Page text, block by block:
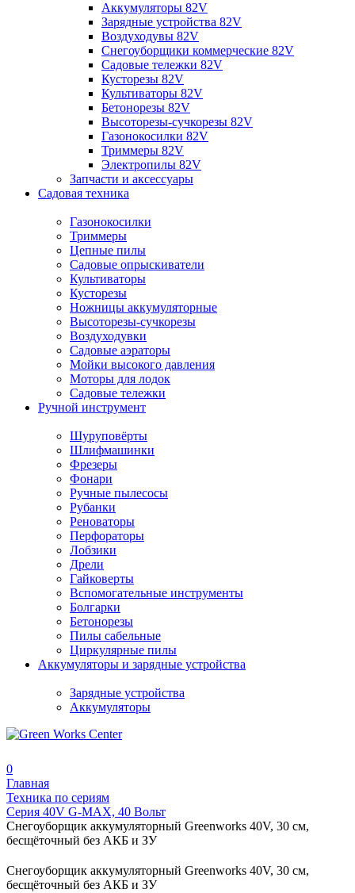
Аккумуляторы 82V
Зарядные устройства 82V
Воздуходувы 82V
Снегоуборщики коммерческие 82V
Садовые тележки 82V
Кусторезы 82V
Культиваторы 82V
Бетонорезы 82V
Высоторезы-сучкорезы 82V
Газонокосилки 82V
Триммеры 82V
Электропилы 82V
Запчасти и аксессуары
Садовая техника
Газонокосилки
Триммеры
Цепные пилы
Садовые опрыскиватели
Культиваторы
Кусторезы
Ножницы аккумуляторные
Высоторезы-сучкорезы
Воздуходувки
Садовые аэраторы
Мойки высокого давления
Моторы для лодок
Садовые тележки
Ручной инструмент
Шуруповёрты
Шлифмашинки
Фрезеры
Фонари
Ручные пылесосы
Рубанки
Реноваторы
Перфораторы
Лобзики
Дрели
Гайковерты
Вспомогательные инструменты
Болгарки
Бетонорезы
Пилы сабельные
Циркулярные пилы
Аккумуляторы и зарядные устройства
Зарядные устройства
Аккумуляторы
0
Главная
Техника по сериям
Серия 40V G-MAX, 40 Вольт
Снегоуборщик аккумуляторный Greenworks 40V, 30 см,
бесщёточный без АКБ и ЗУ
Снегоуборщик аккумуляторный Greenworks 40V, 30 см,
бесщёточный без АКБ и ЗУ